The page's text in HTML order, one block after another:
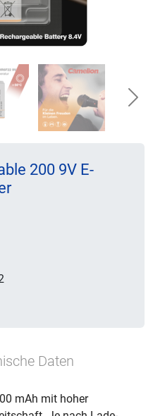
200 9V E-
Daten
mAh mit hoher